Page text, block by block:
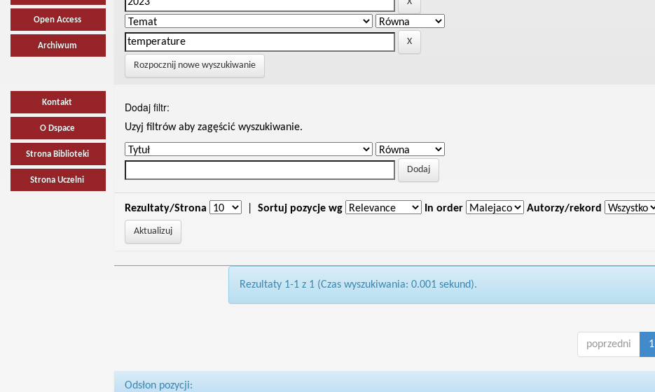
Open Access
Archiwum
Kontakt
O Dspace
Strona Biblioteki
Strona Uczelni
Rozpocznij nowe wyszukiwanie
Dodaj filtr:
Uzyj filtrów aby zagęścić wyszukiwanie.
Rezultaty/Strona Sortuj pozycje wg In order Autorzy/rekord
Rezultaty 1-1 z 1 (Czas wyszukiwania: 0.001 sekund).
poprzedni 1
Odsłon pozycji: